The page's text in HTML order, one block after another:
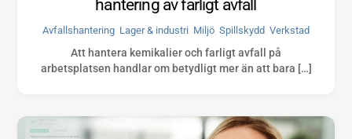
hantering av farligt avfall
Avfallshantering Lager & industri Miljö Spillskydd Verkstad
Att hantera kemikalier och farligt avfall på
arbetsplatsen handlar om betydligt mer än att bara […]